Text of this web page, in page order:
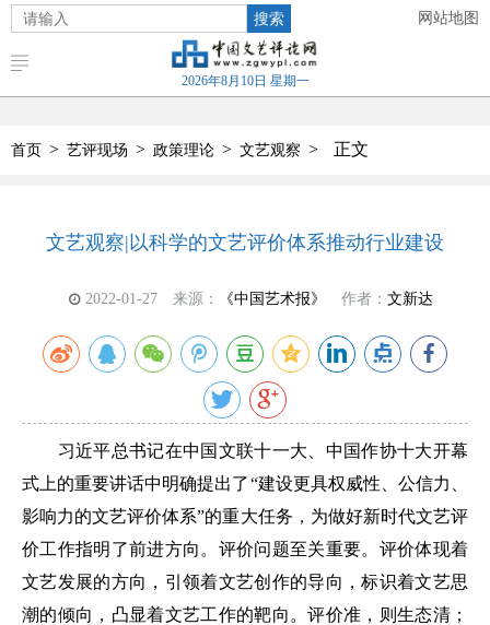
搜索 网站地图
2026年8月10日 星期一
首页 > 艺评现场 > 政策理论 > 文艺观察 > 正文
文艺观察|以科学的文艺评价体系推动行业建设
2022-01-27 来源： 《中国艺术报》 作者： 文新达
习近平总书记在中国文联十一大、中国作协十大开幕
式上的重要讲话中明确提出了“建设更具权威性、公信力、
影响力的文艺评价体系”的重大任务，为做好新时代文艺评
价工作指明了前进方向。评价问题至关重要。评价体现着
文艺发展的方向，引领着文艺创作的导向，标识着文艺思
潮的倾向，凸显着文艺工作的靶向。评价准，则生态清；